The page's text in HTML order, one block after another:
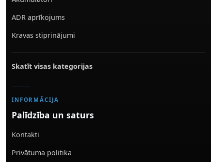
ADR aprīkojums
Kravas stiprinājumi
Skatīt visas kategorijas
INFORMĀCIJA
Palīdzība un saturs
Kontakti
Privātuma politika